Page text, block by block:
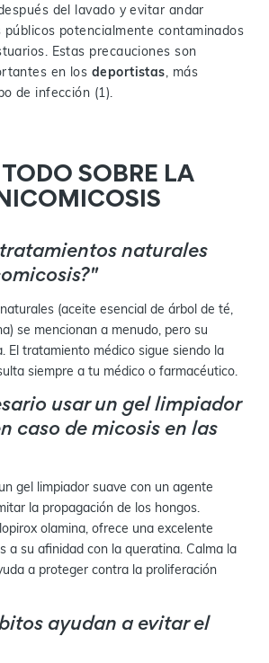
del lavado y evitar andar
públicos potencialmente contaminados
Estas precauciones son
en los deportistas, más
de infección (1).
SOBRE LA
tratamientos naturales
(aceite esencial de árbol de té,
se mencionan a menudo, pero su
El tratamiento médico sigue siendo la
siempre a tu médico o farmacéutico.
usar un gel limpiador
caso de micosis en las
gel limpiador suave con un agente
la propagación de los hongos.
olamina, ofrece una excelente
a su afinidad con la queratina. Calma la
a proteger contra la proliferación
ayudan a evitar el